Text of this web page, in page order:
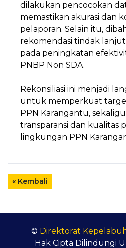
dilakukan pencocokan
memastikan akurasi dan
pelaporan. Selain itu,
rekomendasi tindak
pada peningkatan
PNBP Non SDA.
Rekonsiliasi ini menjadi
untuk memperkuat
PPN Karangantu,
transparansi dan kualitas
lingkungan PPN
« Kembali
© Direktorat
Hak Cipta Dilindungi